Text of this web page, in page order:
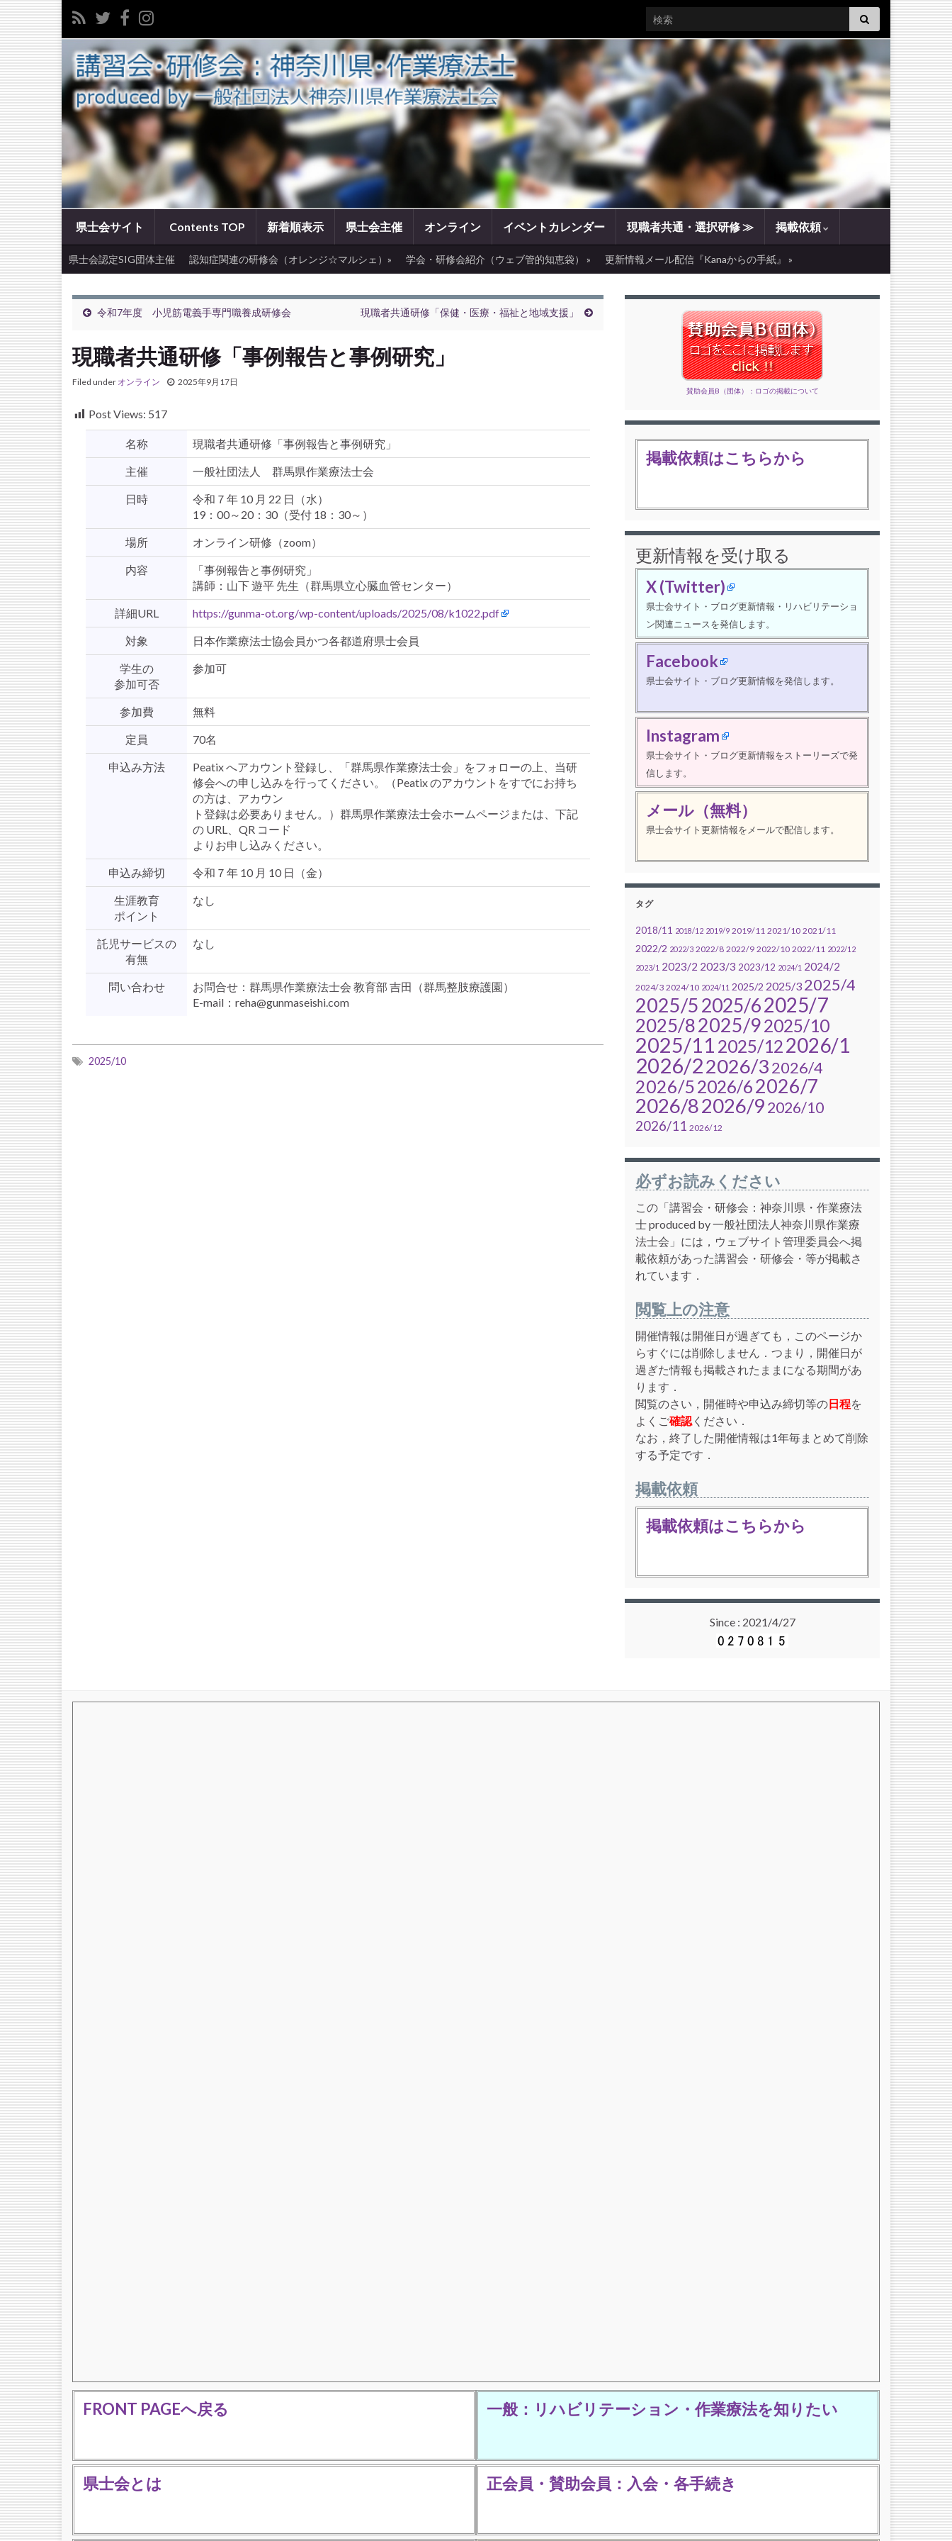
Search for:
県士会サイト Contents TOP 新着順表示 県士会主催 オンライン イベントカレンダー 現職者共通・選択研修 ≫ 掲載依頼
県士会認定SIG団体主催 認知症関連の研修会（オレンジ☆マルシェ）» 学会・研修会紹介（ウェブ管的知恵袋） » 更新情報メール配信『Kanaからの手紙』 »
令和7年度 小児筋電義手専門職養成研修会 現職者共通研修「保健・医療・福祉と地域支援」
現職者共通研修「事例報告と事例研究」
Filed under オンライン 2025年9月17日
Post Views: 517
名称 現職者共通研修「事例報告と事例研究」
主催 一般社団法人 群馬県作業療法士会
日時
令和７年 10 月 22 日（水）
19：00～20：30（受付 18：30～）
場所 オンライン研修（zoom）
内容
「事例報告と事例研究」
講師：山下 遊平 先生（群馬県立心臓血管センター）
詳細URL https://gunma-ot.org/wp-content/uploads/2025/08/k1022.pdf
対象 日本作業療法士協会員かつ各都道府県士会員
学生の
参加可否
参加可
参加費 無料
定員 70名
申込み方法
Peatix へアカウント登録し、「群馬県作業療法士会」をフォローの上、当研
修会への申し込みを行ってください。（Peatix のアカウントをすでにお持ち
の方は、アカウン
ト登録は必要ありません。）群馬県作業療法士会ホームページまたは、下記
の URL、QR コード
よりお申し込みください。
申込み締切 令和７年 10 月 10 日（金）
生涯教育
ポイント
なし
託児サービスの
有無
なし
問い合わせ
お問合せ：群馬県作業療法士会 教育部 吉田（群馬整肢療護園）
E-mail：reha@gunmaseishi.com
2025/10
賛助会員B（団体）：ロゴの掲載について
掲載依頼はこちらから
更新情報を受け取る
X (Twitter)
県士会サイト・ブログ更新情報・リハビリテーショ
ン関連ニュースを発信します。
Facebook
県士会サイト・ブログ更新情報を発信します。
Instagram
県士会サイト・ブログ更新情報をストーリーズで発
信します。
メール（無料）
県士会サイト更新情報をメールで配信します。
タグ
2018/11 2018/12 2019/9 2019/11 2021/10 2021/11
2022/2 2022/3 2022/8 2022/9 2022/10 2022/11 2022/12
2023/1 2023/2 2023/3 2023/12 2024/1 2024/2
2024/3 2024/10 2024/11 2025/2 2025/3 2025/4
2025/52025/62025/7
2025/82025/92025/10
2025/11 2025/122026/1
2026/22026/32026/4
2026/52026/62026/7
2026/82026/92026/10
2026/11 2026/12
必ずお読みください
この「講習会・研修会：神奈川県・作業療法
士 produced by 一般社団法人神奈川県作業療
法士会」には，ウェブサイト管理委員会へ掲
載依頼があった講習会・研修会・等が掲載さ
れています．
閲覧上の注意
開催情報は開催日が過ぎても，このページか
らすぐには削除しません．つまり，開催日が
過ぎた情報も掲載されたままになる期間があ
ります．
閲覧のさい，開催時や申込み締切等の日程を
よくご確認 ください．
なお，終了した開催情報は1年毎まとめて削除
する予定です．
掲載依頼
掲載依頼はこちらから
Since : 2021/4/27
FRONT PAGEへ戻る 一般：リハビリテーション・作業療法を知りたい
県士会とは 正会員・賛助会員：入会・各手続き